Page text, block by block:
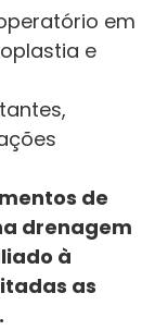
em
e
de
drenagem
à
as